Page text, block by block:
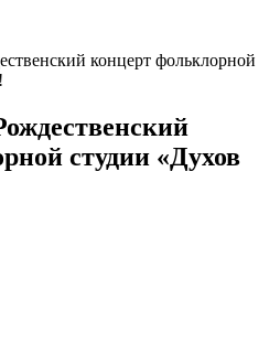
концерт фольклорной
студии «Духов